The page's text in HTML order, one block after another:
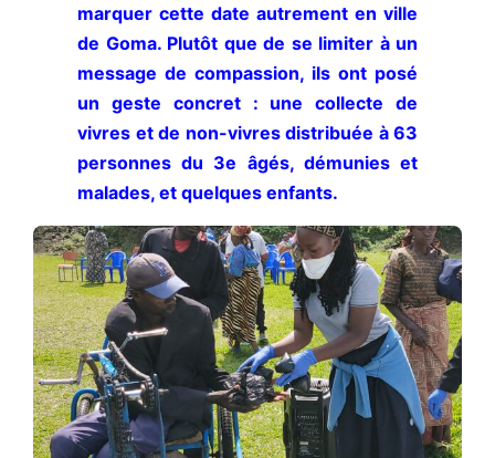
marquer cette date autrement en ville
de Goma. Plutôt que de se limiter à un
message de compassion, ils ont posé
un geste concret : une collecte de
vivres et de non-vivres distribuée à 63
personnes du 3e âgés, démunies et
malades, et quelques enfants.